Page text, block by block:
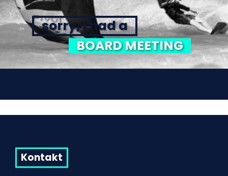
sorry, I had a
BOARD MEETING
Kontakt